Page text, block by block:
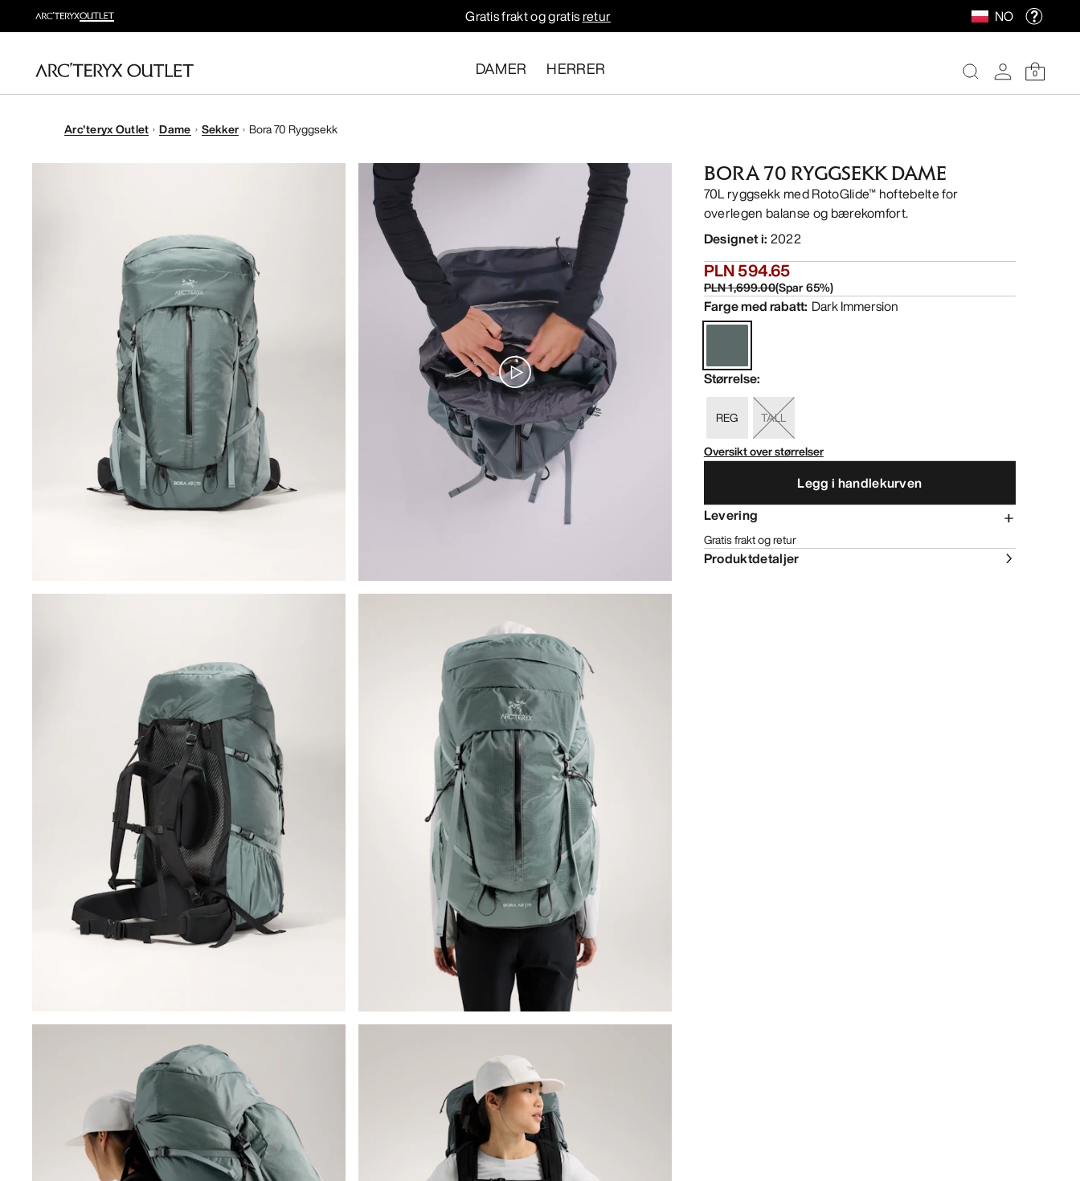
Gratis frakt og gratisretur NO
DAMER HERRER 0
Arc'teryx Outlet Dame Sekker Bora 70 Ryggsekk
BORA 70 RYGGSEKK DAME
70L ryggsekk med RotoGlide™ hoftebelte for
overlegen balanse og bærekomfort.
Designet i: 2022
PLN 594.65
PLN 1,699.00(Spar65%)
Farge med rabatt: Dark Immersion
Størrelse:
REG
TALL
Oversikt over størrelser
Legg i handlekurven
Levering
Gratis frakt og retur
Produktdetaljer